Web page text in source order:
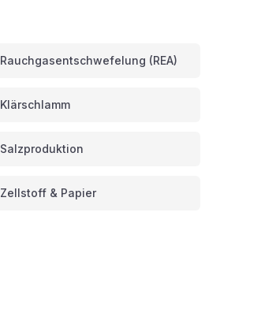
Rauchgasentschwefelung (REA)
Klärschlamm
Salzproduktion
Zellstoff & Papier